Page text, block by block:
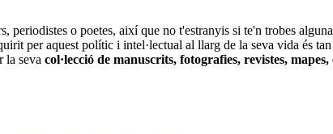
o poetes, així que no t'estranyis si te'n trobes
per aquest polític i intel·lectual al llarg de la seva vida és
la seva col·lecció de manuscrits, fotografies, revistes, mapes,